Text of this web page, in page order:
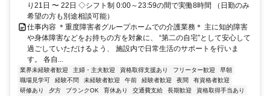
り21日 〜 22日 ◇シフト制 0:00～23:59の間で実働8時間 （日勤のみ
希望の方も別途相談可能）
仕事内容 ＊重度障害者グループホームでの介護業務＊ 主に知的障害
や身体障害などをお持ちの方を対象に、 “第二の自宅”として安心して
過ごしていただけるよう、 施設内で日常生活のサポートを行いま
す。 各自...
業界未経験者歓迎 主婦・主夫歓迎 資格取得支援あり フリーター歓迎
早朝
職場見学可
経験不問 未経験者歓迎 午前 経験者歓迎 夜間
有資格者歓迎
研修あり
夕方 ブランクOK 育休あり 交通費支給 長期歓迎
資格取得手当あり